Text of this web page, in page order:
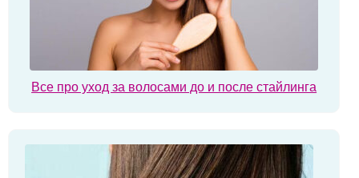
Все про уход за волосами до и после стайлинга